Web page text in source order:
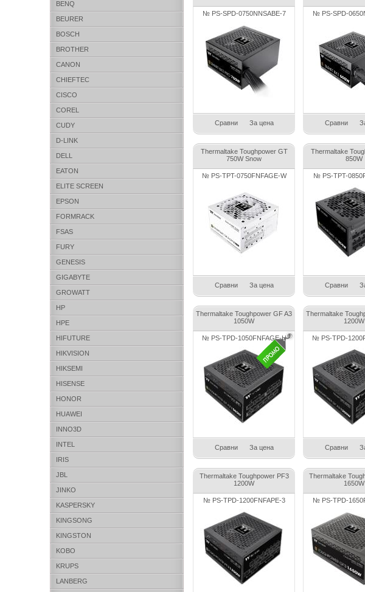
BENQ
BEURER
BOSCH
BROTHER
CANON
CHIEFTEC
CISCO
COREL
CUDY
D-LINK
DELL
EATON
ELITE SCREEN
EPSON
FORMRACK
FSAS
FURY
GENESIS
GIGABYTE
GROWATT
HP
HPE
HIFUTURE
HIKVISION
HIKSEMI
HISENSE
HONOR
HUAWEI
INNO3D
INTEL
IRIS
JBL
JINKO
KASPERSKY
KINGSONG
KINGSTON
KOBO
KRUPS
LANBERG
№ PS-SPD-0750NNSABE-7
Сравни За цена
№ PS-SPD-
Сравни
Thermaltake Toughpower GT
750W Snow
№ PS-TPT-0750FNFAGE-W
Сравни За цена
Thermaltake
850W
№ PS-TPT-
Сравни
Thermaltake Toughpower GF A3
1050W
№ PS-TPD-1050FNFAGE-H
Сравни За цена
Thermaltake
1200W
№ PS-TPD-
Сравни
Thermaltake Toughpower PF3
1200W
№ PS-TPD-1200FNFAPE-3
Thermaltake
1650W
№ PS-TPD-